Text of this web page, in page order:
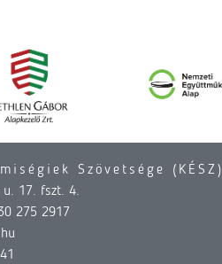
Szövetsége (KÉSZ)
u. 17. fszt. 4.
275 2917